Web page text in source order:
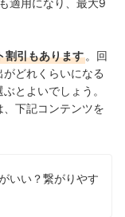
割引もあります 。回
どれくらいになる
とよいでしょう。
下記コンテンツを
いい？繋がりやす